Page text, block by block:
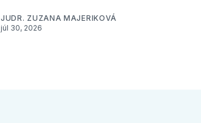
JUDR. ZUZANA MAJERIKOVÁ
júl 30, 2026